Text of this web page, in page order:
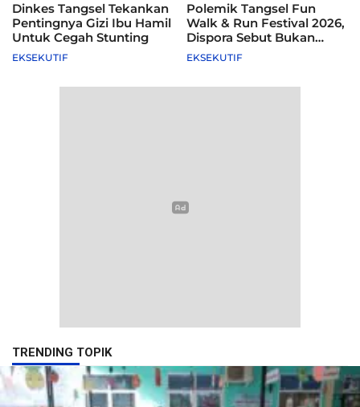
Dinkes Tangsel Tekankan
Pentingnya Gizi Ibu Hamil
Untuk Cegah Stunting
EKSEKUTIF
Polemik Tangsel Fun
Walk & Run Festival 2026,
Dispora Sebut Bukan
Agenda Pemkot
EKSEKUTIF
TRENDING TOPIK